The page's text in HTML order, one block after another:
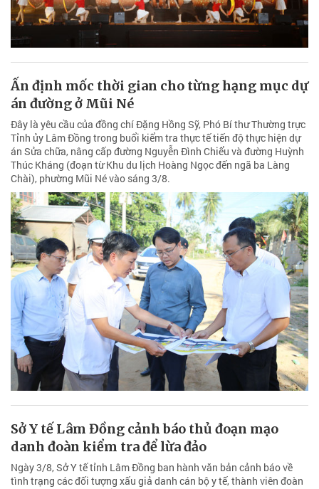
Ấn định mốc thời gian cho từng hạng mục dự
án đường ở Mũi Né
Đây là yêu cầu của đồng chí Đặng Hồng Sỹ, Phó Bí thư Thường trực
Tỉnh ủy Lâm Đồng trong buổi kiểm tra thực tế tiến độ thực hiện dự
án Sửa chữa, nâng cấp đường Nguyễn Đình Chiểu và đường Huỳnh
Thúc Kháng (đoạn từ Khu du lịch Hoàng Ngọc đến ngã ba Làng
Chài), phường Mũi Né vào sáng 3/8.